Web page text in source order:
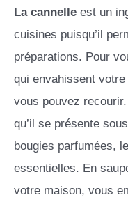
La cannelle est un
cuisines puisqu’il
préparations. Pour
qui envahissent votre
vous pouvez
qu’il se présente
bougies parfumées,
essentielles. En
votre maison, vous